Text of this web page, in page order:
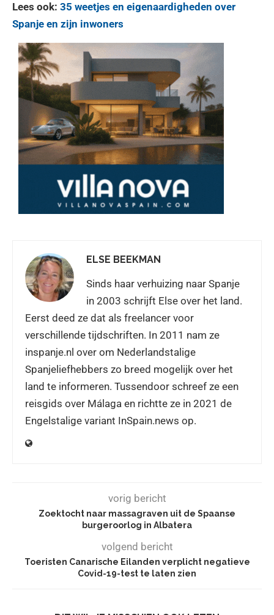
Lees ook: 35 weetjes en eigenaardigheden over
Spanje en zijn inwoners
ELSE BEEKMAN
Sinds haar verhuizing naar Spanje
in 2003 schrijft Else over het land.
Eerst deed ze dat als freelancer voor
verschillende tijdschriften. In 2011 nam ze
inspanje.nl over om Nederlandstalige
Spanjeliefhebbers zo breed mogelijk over het
land te informeren. Tussendoor schreef ze een
reisgids over Málaga en richtte ze in 2021 de
Engelstalige variant InSpain.news op.
vorig bericht
Zoektocht naar massagraven uit de Spaanse
burgeroorlog in Albatera
volgend bericht
Toeristen Canarische Eilanden verplicht negatieve
Covid-19-test te laten zien